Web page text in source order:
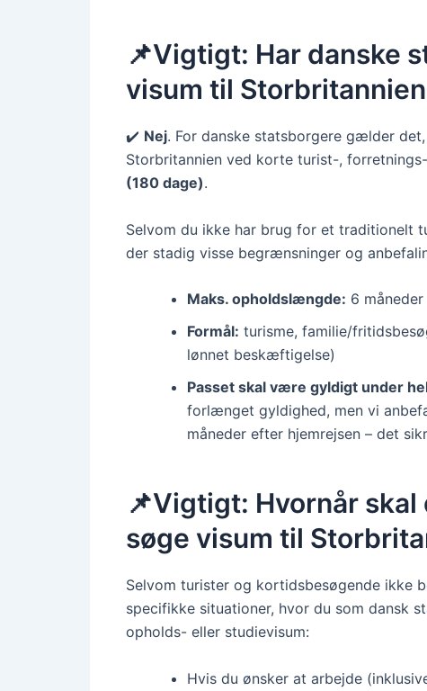
📌Vigtigt: Har danske
visum til
✔️ Nej. For danske statsborgere gælder
Storbritannien ved korte turist-,
(180 dage).
Selvom du ikke har brug for et traditionelt
der stadig visse begrænsninger og
Maks. opholdslængde: 6
Formål: turisme, familie/
lønnet beskæftigelse)
Passet skal være gyldigt under
forlænget gyldighed, men vi
måneder efter hjemrejsen – det
📌Vigtigt: Hvornår
søge visum til
Selvom turister og kortidsbesøgende ikke
specifikke situationer, hvor du som dansk
opholds- eller studievisum:
Hvis du ønsker at arbejde